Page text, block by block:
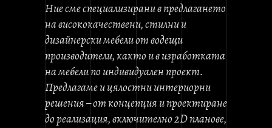
Ние сме специализирани в предлагането
на висококачествени, стилни и
дизайнерски мебели от водещи
производители, както и в изработката
на мебели по индивидуален проект.
Предлагаме и цялостни интериорни
решения – от концепция и проектиране
до реализация, включително 2D планове,